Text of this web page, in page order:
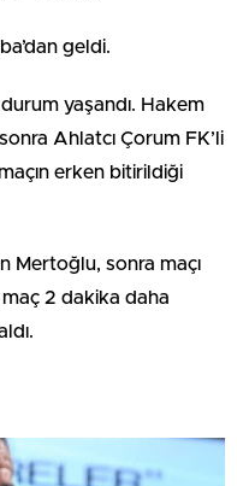
geldi.
yaşandı. Hakem
Ahlatcı Çorum FK’li
erken bitirildiği
Mertoğlu, sonra maçı
2 dakika daha